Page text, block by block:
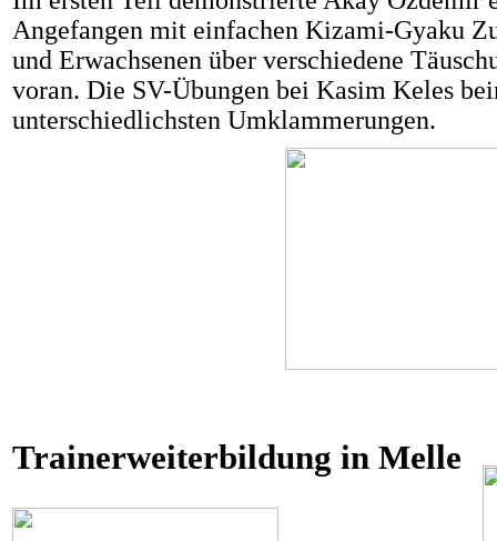
Angefangen mit einfachen Kizami-Gyaku
und Erwachsenen über verschiedene
voran. Die SV-Übungen bei Kasim Keles
unterschiedlichsten Umklammerungen.
Trainerweiterbildung in Melle